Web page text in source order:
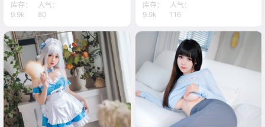
库存：
9.9k
人气：
80
库存：
9.9k
人气：
116